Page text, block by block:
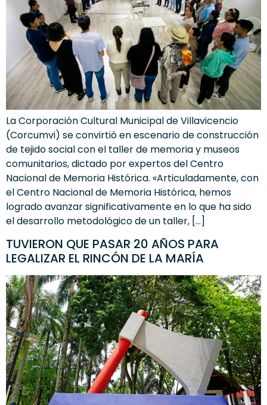
La Corporación Cultural Municipal de Villavicencio
(Corcumvi) se convirtió en escenario de construcción
de tejido social con el taller de memoria y museos
comunitarios, dictado por expertos del Centro
Nacional de Memoria Histórica. «Articuladamente, con
el Centro Nacional de Memoria Histórica, hemos
logrado avanzar significativamente en lo que ha sido
el desarrollo metodológico de un taller, […]
TUVIERON QUE PASAR 20 AÑOS PARA
LEGALIZAR EL RINCÓN DE LA MARÍA